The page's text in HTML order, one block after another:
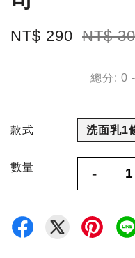
NT$ 290 NT$
總分: 0 -
款式 洗面乳1
數量 -